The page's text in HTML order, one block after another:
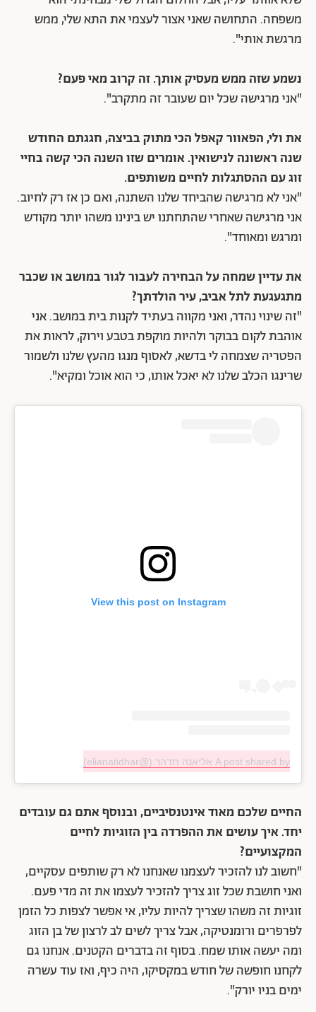
משפחה. התחושה שאני אצור לעצמי את התא שלי, ממש
מרגשת אותי".
נשמע שזה ממש מעסיק אותך. זה קרוב מאי פעם?
"אני מרגישה שכל יום שעובר זה מתקרב".
את ולי, הפאוור קאפל הכי מתוק בביצה, חגגתם החודש
שנה ראשונה לנישואין. אומרים שזו השנה הכי קשה בחיי
זוג עם ההסתגלות לחיים משותפים.
"אני לא מרגישה שהביחד שלנו השתנה, ואם כן אז רק לחיוב.
אני מרגישה שאחרי שהתחתנו יש בינינו משהו יותר מקודש
ומרגש ומאוחד".
את עדיין שמחה על הבחירה לעבור לגור במושב או שכבר
מתגעגעת לתל אביב, עיר הולדתך?
"זה שינוי נהדר, ואני מקווה בעתיד לקנות בית במושב. אני
אוהבת לקום בבוקר ולהיות מוקפת בטבע וירוק, לראות את
הפטריה שצמחה לי בדשא, לאסוף מנגו מהעץ שלנו ולשמור
שרינגו הכלב שלנו לא יאכל אותו, כי הוא אוכל ומקיא".
View this post on Instagram
A post shared by אליאנה תדהר (@elianatidhar)
החיים שלכם מאוד אינטנסיביים, ובנוסף אתם גם עובדים
יחד. איך עושים את ההפרדה בין הזוגיות לחיים
המקצועיים?
"חשוב לנו להזכיר לעצמנו שאנחנו לא רק שותפים עסקיים,
ואני חושבת שכל זוג צריך להזכיר לעצמו את זה מדי פעם.
זוגיות זה משהו שצריך להיות עליו, אי אפשר לצפות כל הזמן
לפרפרים ורומנטיקה, אבל צריך לשים לב לרצון של בן הזוג
ומה יעשה אותו שמח. בסוף זה בדברים הקטנים. אנחנו גם
לקחנו חופשה של חודש במקסיקו, היה כיף, ואז עוד עשרה
ימים בניו יורק".